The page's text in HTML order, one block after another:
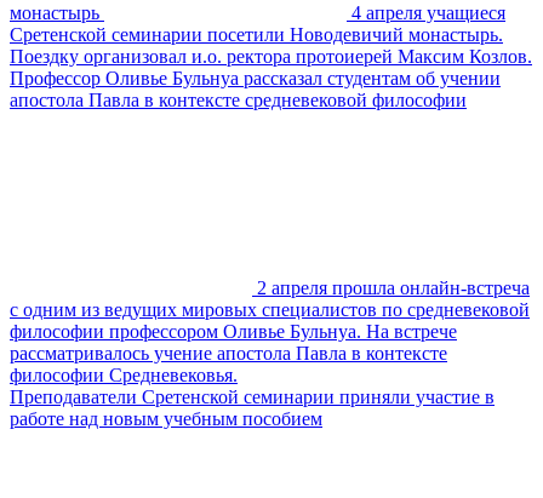
монастырь
4 апреля учащиеся
Сретенской семинарии посетили Новодевичий монастырь.
Поездку организовал и.о. ректора протоиерей Максим Козлов.
Профессор Оливье Бульнуа рассказал студентам об учении
апостола Павла в контексте средневековой философии
2 апреля прошла онлайн-встреча
с одним из ведущих мировых специалистов по средневековой
философии профессором Оливье Бульнуа. На встрече
рассматривалось учение апостола Павла в контексте
философии Средневековья.
Преподаватели Сретенской семинарии приняли участие в
работе над новым учебным пособием